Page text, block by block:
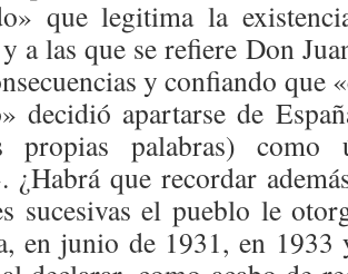
que legitima la
a las que se refiere Don
y confiando que
decidió apartarse de
propias palabras) como
¿Habrá que recordar
sucesivas el pueblo le
en junio de 1931, en